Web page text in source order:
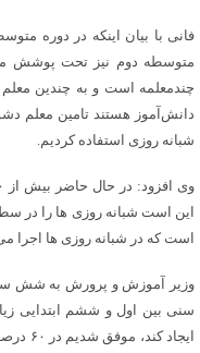
چندمعلمه است و به چندین
دانش‌آموز هستند تامین معلم
شبانه روزی استفاده کردیم.
این است شبانه روزی ها را در
است که در شبانه روزی ها اجرا
وزیر آموزش و پرورش به شش
سنی بین اول و ششم ابتدایی